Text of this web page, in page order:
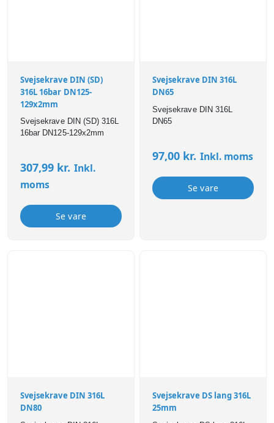
Svejsekrave DIN (SD)
316L 16bar DN125-
129x2mm
Svejsekrave DIN (SD) 316L
16bar DN125-129x2mm
307,99 kr. Inkl.
moms
Se vare
Svejsekrave DIN 316L
DN65
Svejsekrave DIN 316L
DN65
97,00 kr. Inkl. moms
Se vare
Svejsekrave DIN 316L
DN80
Svejsekrave DS lang 316L
25mm